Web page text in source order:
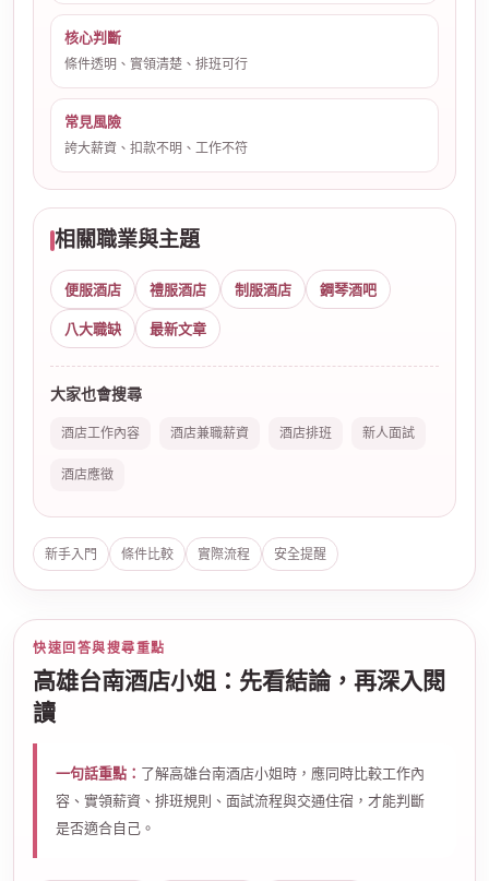
核心判斷
條件透明、實領清楚、排班可行
常見風險
誇大薪資、扣款不明、工作不符
相關職業與主題
便服酒店 禮服酒店 制服酒店 鋼琴酒吧
八大職缺 最新文章
大家也會搜尋
酒店工作內容 酒店兼職薪資 酒店排班 新人面試
酒店應徵
新手入門 條件比較 實際流程 安全提醒
快速回答與搜尋重點
高雄台南酒店小姐：先看結論，再深入閱
讀
一句話重點： 了解高雄台南酒店小姐時，應同時比較工作內
容、實領薪資、排班規則、面試流程與交通住宿，才能判斷
是否適合自己。